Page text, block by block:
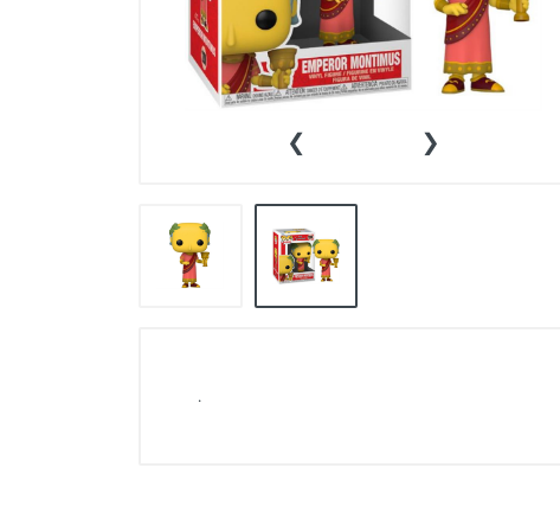
👾COLECCIONABLES🧸
💻MUNDO PC GAMER💻
🤓MUNDO PC OFICINA🤓
🫗GEEK HOME🍵
‹ ›
.